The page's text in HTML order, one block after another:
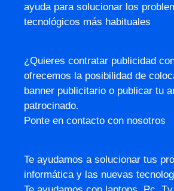
ayuda para solucionar los
tecnológicos más habituales
¿Quieres contratar publicidad
ofrecemos la posibilidad de
banner publicitario o publicar tu
patrocinado.
Ponte en contacto con nosotros
Te ayudamos a solucionar tus
informática y las nuevas